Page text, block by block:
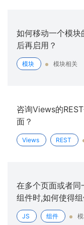
如何移动一个模
后再启用？
模块 模块相关
咨询Views的
面？
Views REST
在多个页面或者同
组件时,如何使得
JS 组件